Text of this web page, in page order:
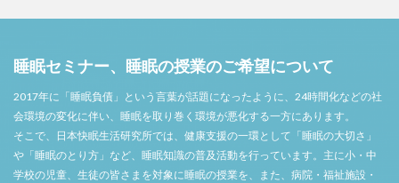
睡眠セミナー、睡眠の授業のご希望について
2017年に「睡眠負債」という言葉が話題になったように、24時間化などの社
会環境の変化に伴い、睡眠を取り巻く環境が悪化する一方にあります。
そこで、日本快眠生活研究所では、健康支援の一環として「睡眠の大切さ」
や「睡眠のとり方」など、睡眠知識の普及活動を行っています。主に小・中
学校の児童、生徒の皆さまを対象に睡眠の授業を、また、病院・福祉施設・